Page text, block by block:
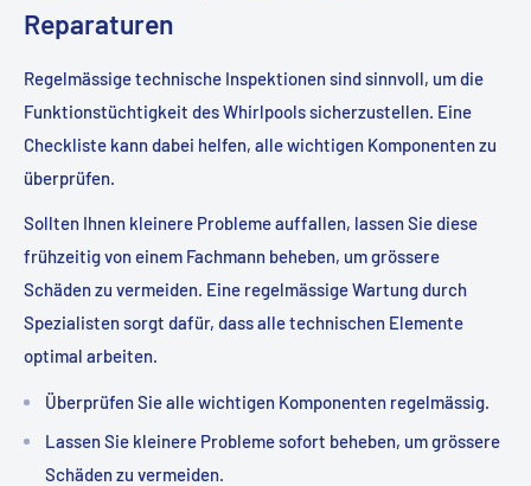
Reparaturen
Regelmässige technische Inspektionen sind sinnvoll, um die
Funktionstüchtigkeit des Whirlpools sicherzustellen. Eine
Checkliste kann dabei helfen, alle wichtigen Komponenten zu
überprüfen.
Sollten Ihnen kleinere Probleme auffallen, lassen Sie diese
frühzeitig von einem Fachmann beheben, um grössere
Schäden zu vermeiden. Eine regelmässige Wartung durch
Spezialisten sorgt dafür, dass alle technischen Elemente
optimal arbeiten.
Überprüfen Sie alle wichtigen Komponenten regelmässig.
Lassen Sie kleinere Probleme sofort beheben, um grössere
Schäden zu vermeiden.